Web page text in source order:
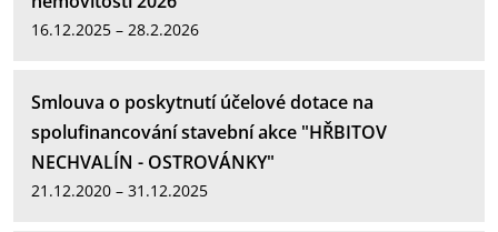
16.12.2025 – 28.2.2026
Smlouva o poskytnutí účelové dotace na
spolufinancování stavební akce "HŘBITOV
NECHVALÍN - OSTROVÁNKY"
21.12.2020 – 31.12.2025